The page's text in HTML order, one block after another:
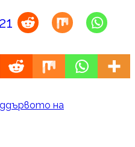
21
дървото на